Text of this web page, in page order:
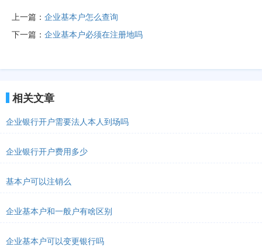
上一篇： 企业基本户怎么查询
下一篇： 企业基本户必须在注册地吗
相关文章
企业银行开户需要法人本人到场吗
企业银行开户费用多少
基本户可以注销么
企业基本户和一般户有啥区别
企业基本户可以变更银行吗